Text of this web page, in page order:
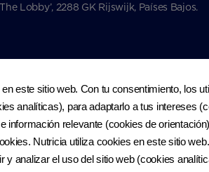
Lobby’, 2288 GK Rijswijk, Países Bajos.
presente en este sitio web,
gráficos, imágenes, enlaces, audios,
resultados de cualquier calculadora
y verificadores de síntomas, días
este sitio web. Con tu consentimiento, los
analíticas), para adaptarlo a tus intereses
información relevante (cookies de
Nutricia utiliza cookies en este sitio
y analizar el uso del sitio web (cookies